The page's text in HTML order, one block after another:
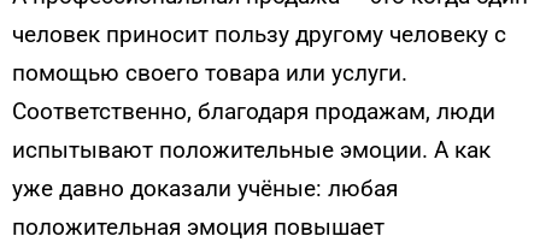
человек приносит пользу другому человеку с
помощью своего товара или услуги.
Соответственно, благодаря продажам, люди
испытывают положительные эмоции. А как
уже давно доказали учёные: любая
положительная эмоция повышает